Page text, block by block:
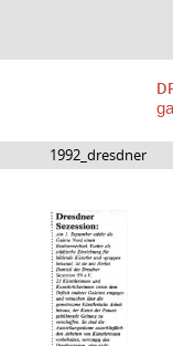
1992_dresdner